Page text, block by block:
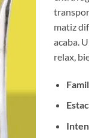
matiz
acaba.
relax,